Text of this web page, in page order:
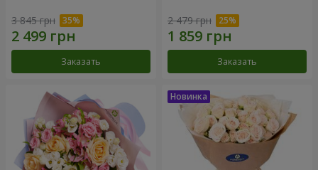
3 845 грн
Заказать
2 479 грн
Заказать